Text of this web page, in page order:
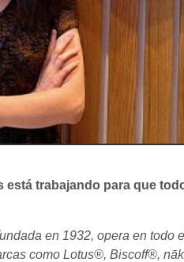
está trabajando para que
en 1932, opera en
como Lotus®, Biscoff®,